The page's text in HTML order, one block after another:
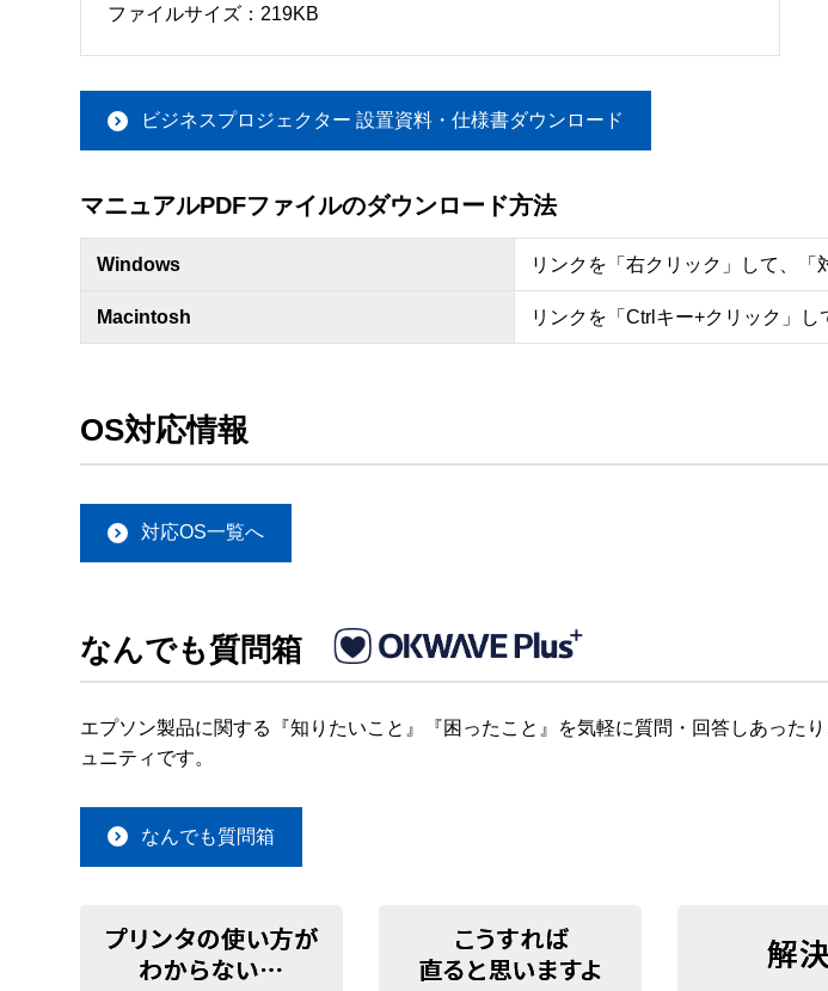
ファイルサイズ：219KB
ビジネスプロジェクター 設置資料・仕様書ダウンロード
マニュアルPDFファイルのダウンロード方法
Windows リンクを「右クリック」して、「
Macintosh リンクを「Ctrlキー+クリック」
OS対応情報
対応OS一覧へ
なんでも質問箱
エプソン製品に関する『知りたいこと』『困ったこと』を気軽に質問・回答しあった
ュニティです。
なんでも質問箱